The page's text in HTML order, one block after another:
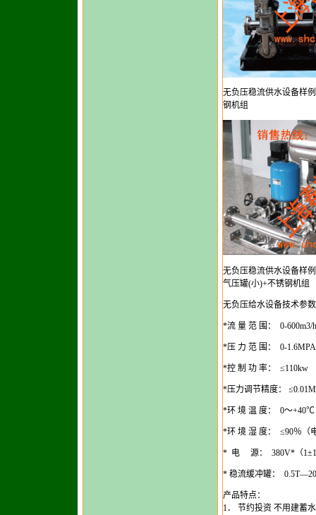
无负压稳流供水设备样
钢机组
无负压稳流供水设备样
气压罐(小)+不锈钢机组
无负压给水设备技术参数
*流 量 范 围： 0-600m3/h
*压 力 范 围： 0-1.6MPA
*控 制 功 率： ≤110kw
*压力调节精度：
*环 境 温 度： 0～+40℃
*环 境 湿 度： ≤90％（
* 电 源： 380V*（
* 稳流缓冲罐：
产品特点：
1． 节约投资 不用建蓄